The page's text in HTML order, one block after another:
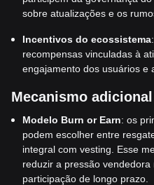
sobre atualizações e os
Incentivos do ecossistema
recompensas vinculadas à
engajamento dos usuários e
Mecanismo adicional
Modelo Burn or Earn: os
podem escolher entre
integral com vesting. Esse
reduzir a pressão
participação de longo prazo.